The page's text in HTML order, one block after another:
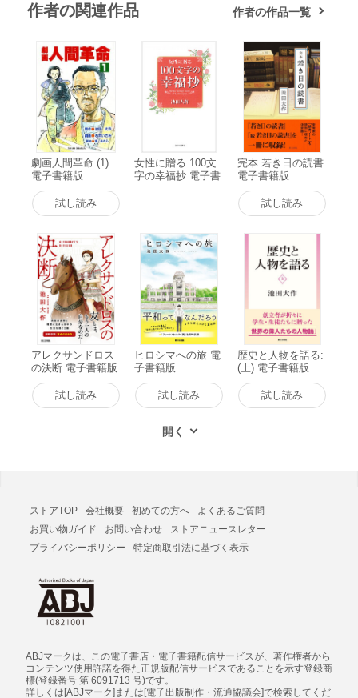
作者の関連作品 作者の作品一覧
劇画人間革命 (1)
電子書籍版
試し読み
女性に贈る 100文
字の幸福抄 電子書
完本 若き日の読書
電子書籍版
試し読み
アレクサンドロス
の決断 電子書籍版
試し読み
ヒロシマへの旅 電
子書籍版
試し読み
歴史と人物を語る:
(上) 電子書籍版
試し読み
ストアTOP 会社概要 初めての方へ
よくあるご質問
お買い物ガイド
お問い合わせ
ストアニュースレター
プライバシーポリシー
特定商取引法に基づく表示
ABJマークは、この電子書店・電子書籍配信サービスが、著作権者から
コンテンツ使用許諾を得た正規版配信サービスであることを示す登録商
標(登録番号 第 6091713 号)です。
詳しくは[ABJマーク]または[電子出版制作・流通協議会]で検索してくだ